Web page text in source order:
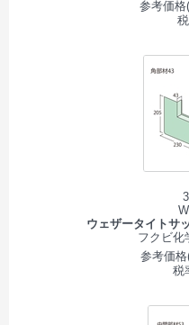
参考価格
ウェザータイトサ
フクビ化
参考価
税